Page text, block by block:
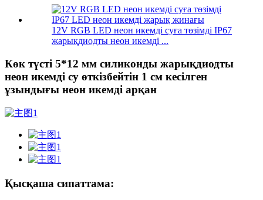
12V RGB LED неон икемді суға төзімді IP67
жарықдиодты неон икемді ...
Көк түсті 5*12 мм силиконды жарықдиодты
неон икемді су өткізбейтін 1 см кесілген
ұзындығы неон икемді арқан
Қысқаша сипаттама: